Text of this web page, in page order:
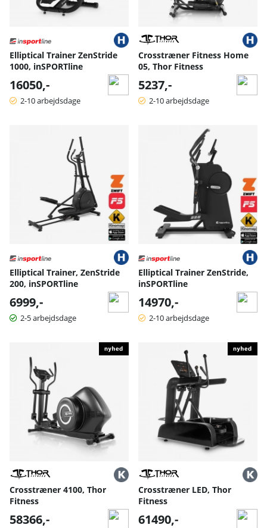
Elliptical Trainer ZenStride
1000, inSPORTline
16050,-
2-10 arbejdsdage
Crosstræner Fitness Home
05, Thor Fitness
5237,-
2-10 arbejdsdage
Elliptical Trainer, ZenStride
200, inSPORTline
6999,-
2-5 arbejdsdage
Elliptical Trainer ZenStride,
inSPORTline
14970,-
2-10 arbejdsdage
Crosstræner 4100, Thor
Fitness
58366,-
Crosstræner LED, Thor
Fitness
61490,-